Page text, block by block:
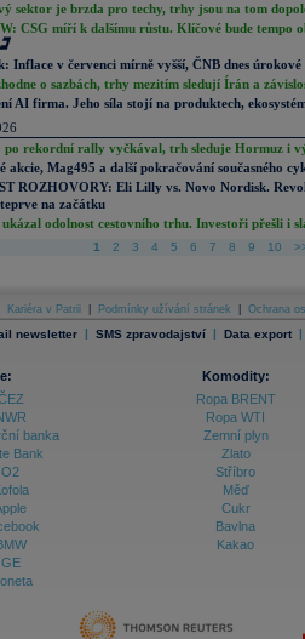
sektor je brzda pro techy, trhy jsou na tom
CSG míří k dalšímu růstu. Klíčové bude tempo
Inflace v červenci mírně vyšší, ČNB dnes úrokové
o sazbách, trhy mezitím sledují Írán a
AI firma. Jeho síla stojí na produktech,
po rekordní rally vyčkával, trh sleduje Hormuz i
akcie, Mag495 a další pokračování současného
ROZHOVORY: Eli Lilly vs. Novo Nordisk.
na začátku
odolnost cestovního trhu. Investoři přešli i
1 2 3 4 5 6 7 8 9 10
Kariéra v Patrii Podmínky užívání stránek Ochrana
newsletter | SMS zpravodajství | Data export |
banka
Bank
Komodity:
Ropa BRENT
Ropa WTI
Zemní plyn
Zlato
Stříbro
Měď
Cukr
Bavlna
Kakao